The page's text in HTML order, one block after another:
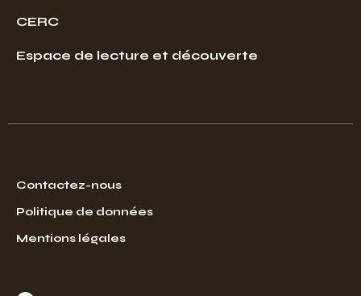
CERC
Espace de lecture et découverte
Contactez-nous
Politique de données
Mentions légales